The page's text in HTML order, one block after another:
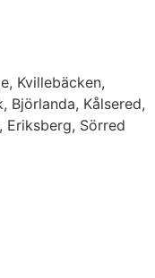
Kvillebäcken,
Björlanda, Kålsered,
Eriksberg, Sörred